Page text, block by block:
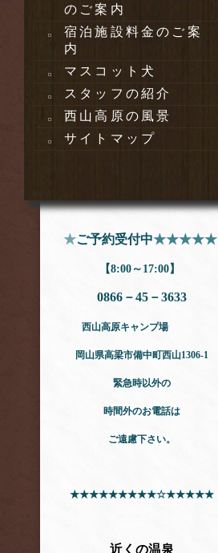
のご案内
宿泊施設料金のご案
内
マスコット犬
スタッフの紹介
西山高原の風景
サイトマップ
★ご予約受付中★★★★★
【8:00～17:00】
0866－45－3633
西山高原キャンプ場
岡山県高梁市備中町西山1306-1
緊急時以外の
時間外のお電話は
ご遠慮下さい。
★★★★★★★★★☆★★★★★
近くの温泉